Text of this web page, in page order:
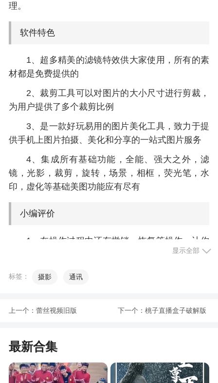
理。
软件特色
1、超多精美的滤镜特效供大家使用，所有的素
材都是免费提供的
2、裁剪工具可以对图片的大小尺寸进行剪裁，
为用户提供了多个裁剪比例
3、是一款好玩易用的图片美化工具，致力于提
供手机上图片拍摄、美化和分享的一站式图片服务
4、集成所有基础功能，全能、强大之外，滤
镜，光影，裁剪，旋转，场景，相框，荧光笔，水
印，虚化等基础美图功能应有尽有
小编评价
1、在操作过程中还有撤销、恢复等操作，让你
2、p神修图APP是一款优质的手机修图软件，
好玩的特效和贴纸，让你的照片更加的精致。此外
3、可以自由调节照片的尺寸大小，还有裁剪比
例模板
4、p神修图是一款自由编辑使用的修图软件，
显示全部
标签： 摄影 通讯
上一个： 蕾丝视频旧版 下一个： 桃子直播盒子破解版
最新合集